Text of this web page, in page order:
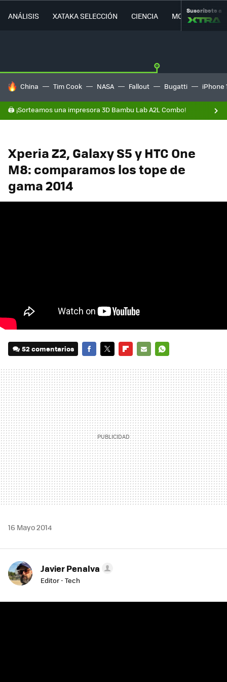
ANÁLISIS XATAKA SELECCIÓN CIENCIA MOVILIDAD
Suscríbete a
HOY SE HABLA DE
China Tim Cook NASA Fallout Bugatti iPhone
🖨️ ¡Sorteamos una impresora 3D Bambu Lab A2L Combo!
Xperia Z2, Galaxy S5 y HTC One
M8: comparamos los tope de
gama 2014
52 comentarios
MAIL
16 Mayo 2014
Javier Penalva
Editor - Tech